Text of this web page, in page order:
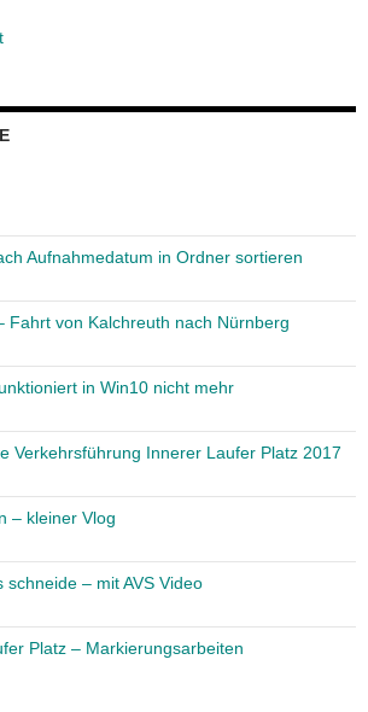
Aufnahmedatum in Ordner sortieren
Fahrt von Kalchreuth nach Nürnberg
in Win10 nicht mehr
Verkehrsführung Innerer Laufer Platz 2017
– kleiner Vlog
schneide – mit AVS Video
Platz – Markierungsarbeiten